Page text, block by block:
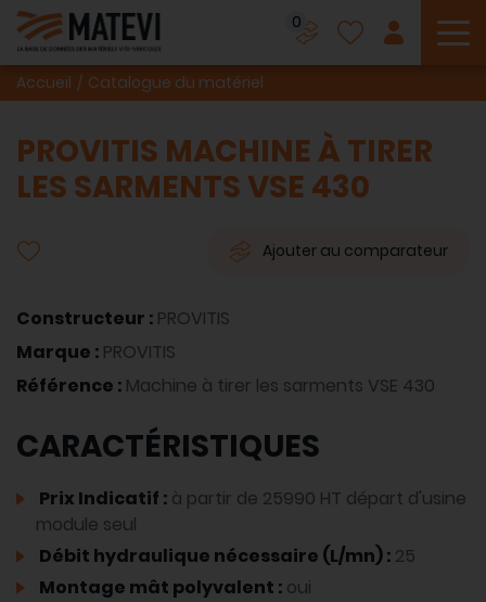
0
Accueil Catalogue du matériel
PROVITIS MACHINE À TIRER
LES SARMENTS VSE 430
Ajouter au comparateur
Constructeur : PROVITIS
Marque : PROVITIS
Référence : Machine à tirer les sarments VSE 430
CARACTÉRISTIQUES
Prix Indicatif : à partir de 25990 HT départ d'usine
module seul
Débit hydraulique nécessaire (L/mn) : 25
Montage mât polyvalent : oui